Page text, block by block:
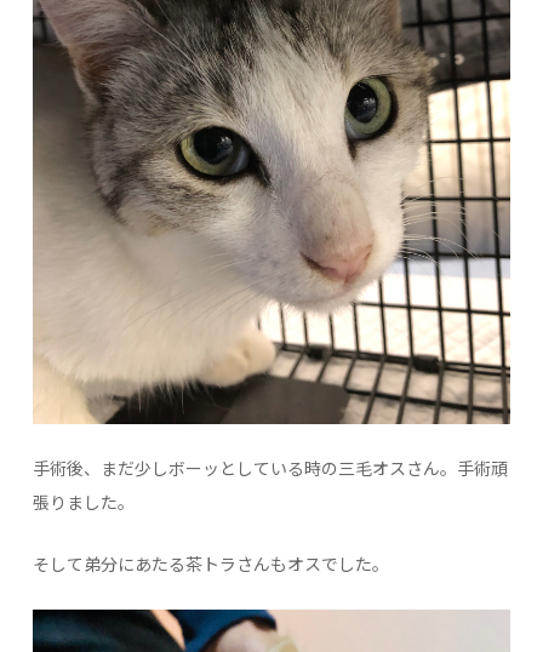
手術後、まだ少しボーッとしている時の三毛オスさん。手術頑
張りました。
そして弟分にあたる茶トラさんもオスでした。